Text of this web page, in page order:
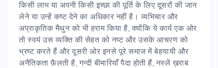
किसी लाभ या अपनी किसी इच्छा की पूर्ति के लिए दूसरों की जान
लेने या उन्हें कष्ट देने का अधिकार नहीं है। व्यभिचार और
अप्राकृतिक मैथुन को भी हराम किया है, क्योंकि ये कार्य एक ओर
तो स्वयं उस व्यक्ति की सेहत को नष्ट और उसके आचरण को
भ्रष्ट करते हैं और दूसरी ओर इनसे पूरे समाज में बेहयायी और
अनैतिकता फ़ैलती है, गन्दी बीमारियाँ पैदा होती हैं, नस्लें ख़राब